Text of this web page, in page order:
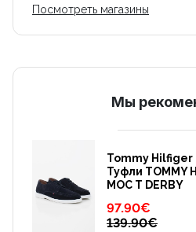
Посмотреть магазины
Mы
Tommy Hilfiger
Туфли TOMMY
MOC T DERBY
97.90€
139.90€